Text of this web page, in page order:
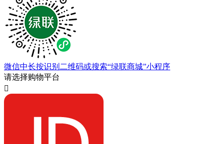
微信中长按识别二维码或搜索“绿联商城”小程序
请选择购物平台
